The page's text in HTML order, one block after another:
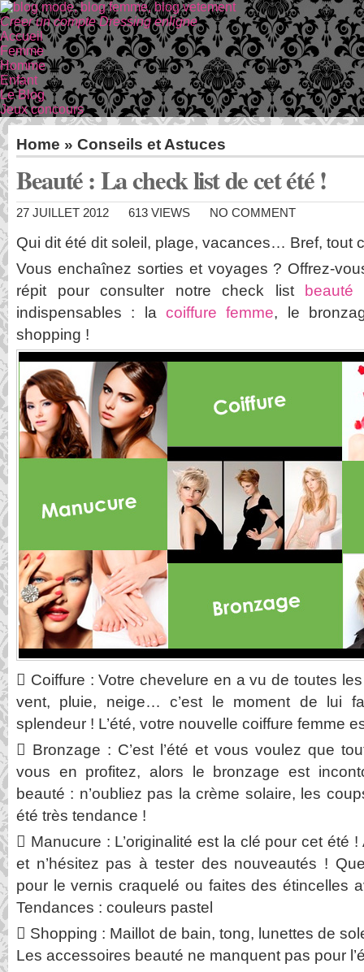
Creer un compte Dressing enligne
Accueil
Femme
Homme
Enfant
Le Blog
Jeux concours
Home » Conseils et Astuces
Beauté : La check list de cet été !
27 JUILLET 2012 613 VIEWS NO COMMENT
Qui dit été dit soleil, plage, vacances… Bref, tout
Vous enchaînez sorties et voyages ? Offrez-
répit pour consulter notre check list
beauté
indispensables : la coiffure femme, le
shopping !
 Coiffure : Votre chevelure en a vu de toutes
vent, pluie, neige… c’est le moment de lui
splendeur ! L’été, votre nouvelle coiffure femme
 Bronzage : C’est l’été et vous voulez que
vous en profitez, alors le bronzage est
beauté : n’oubliez pas la crème solaire, les
été très tendance !
 Manucure : L’originalité est la clé pour cet été
et n’hésitez pas à tester des nouveautés !
pour le vernis craquelé ou faites des étincelles
Tendances : couleurs pastel
 Shopping : Maillot de bain, tong, lunettes de
Les accessoires beauté ne manquent pas pour